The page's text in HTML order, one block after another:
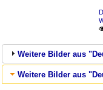
Weitere Bilder aus
Weitere Bilder aus